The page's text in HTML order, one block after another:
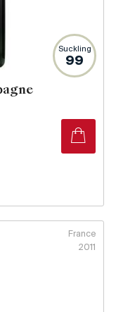
Suckling
99
France
2011